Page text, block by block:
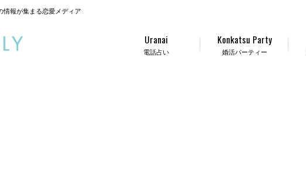
情報が集まる恋愛メディア
電話占い
Uranai
婚活パーティー
Konkatsu Party